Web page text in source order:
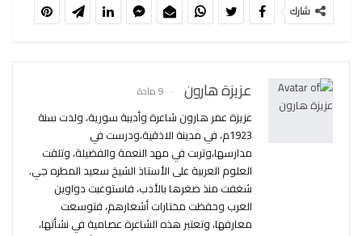
شارك
عزيزة هارون 9 مادة
عزيزة عمر هارون شاعرة وأديبة سورية، ولدت سنة
1923م، في مدينة الاذقية،ودرست في
مدارسها،وتربت في مهد النعمة والفضيلة، وتلقت
العلوم العربية على الأستاذ الشيخ سعيد المطره جي.
شغفت منذ صغرها بالأدب، فاستوعبت دواوين
العرب وحفظت مختارات أشعارهم، فتوسعت
معارفها، وتعتبر هذه الشاعرة عصامية في نشأتها،